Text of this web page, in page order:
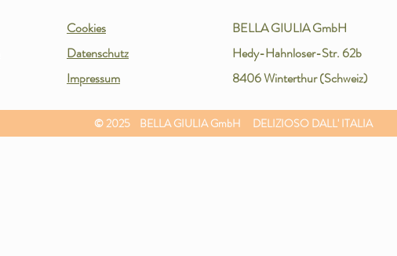
Cookies
Datenschutz
Impressum
BELLA GIULIA GmbH
Hedy-Hahnloser-Str. 62b
8406 Winterthur (Schweiz)
© 2025 BELLA GIULIA GmbH DELIZIOSO DALL' ITALIA